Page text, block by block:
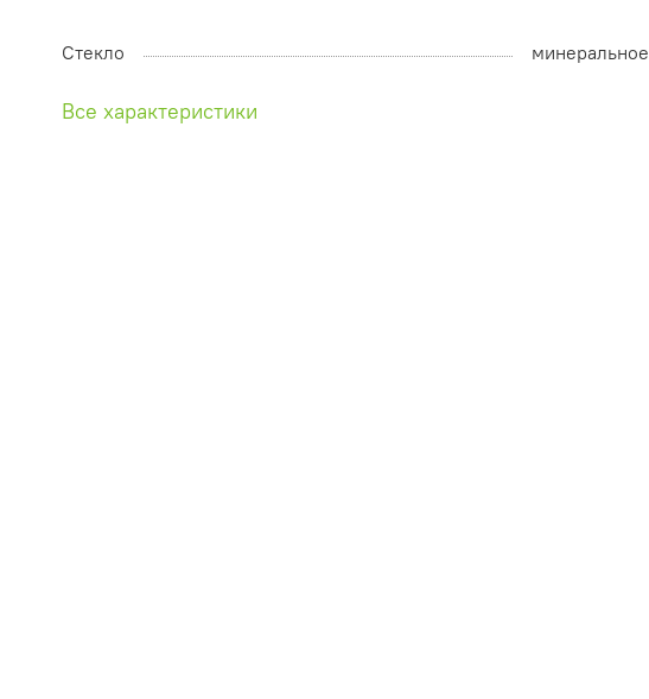
Стекло минеральное
Все характеристики